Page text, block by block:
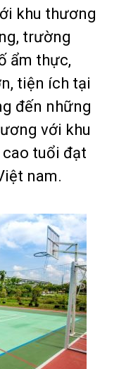
khu thương
trường
ẩm thực,
tiện ích tại
đến những
với khu
tuổi đạt
nam.